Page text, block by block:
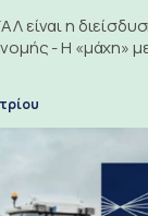
είναι η
- Η «μάχη»